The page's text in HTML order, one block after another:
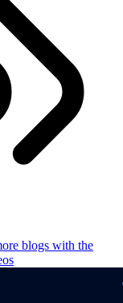
blogs with the